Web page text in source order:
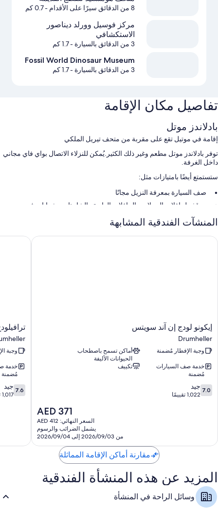
8 من الدقائق سيرًا على الأقدام - 0.7 كم
مركز فوسيل وورلد ديناصور
الاستكشافي
3 من الدقائق بالسيارة - 1.7 كم
Fossil World Dinosaur Museum
3 من الدقائق بالسيارة - 1.7 كم
تفاصيل مكان الإقامة
بادلاندز موتل
إقامة في موتيل تقع على مقربة من متحف تيريل الملكي
توفر بادلاندز موتل مطعم وغير ذلك الكثير.يُمكن للنزلاء الاتصال بواي فاي مجاني
داخل الغرفة.
ستستمتع أيضًا بامتيازات مثل:
صف السيارة بمعرفة النزيل مجانًا
موقف لحافلات الرحلات والحافلات العادية والشاحنات وشوايات فحم
تُشير تقييمات النزلاء إلى المستوى المتميز لطاقم العمل المُساعد
سمات الغرفة
مناطق جلوس منفصلة، ومطابخ مُصغّرة، وثلاجات/مُجمّدات بحجم كبير
المنشآت الفندقية المشابهة
إيكونو
لودج
إن
آند
Drumheller
إيكونو لودج إن آند سويتس
Drumheller
وجبة الإفطار مُضمنة
أماكن تسمح باصطحاب
الحيوانات الأليفة
خدمة صف السيارات
مُضمنة
تكييف
7.0
من
7.0 جيد
1,022 تقييمًا
السعر
الحالي
هو
AED
371
AED 371
السعر النهائي: AED 412
يشمل الضرائب والرسوم
من 2026/09/03 إلى 2026/09/04
إيكونو لودج إن آند سويتس
ترافيلودج
باي
ويندام
درومهيلر
وجبة
خدمة
مُضمنة
7.6
من
7.6 جيد
1,017 تقييمًا
مقارنة أماكن الإقامة المماثلة
المزيد عن هذه المنشأة الفندقية
وسائل الراحة في المنشأة